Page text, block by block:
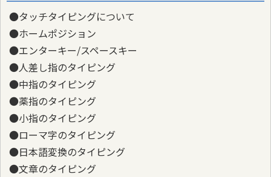
●タッチタイピングについて
●ホームポジション
●エンターキー/スペースキー
●人差し指のタイピング
●中指のタイピング
●薬指のタイピング
●小指のタイピング
●ローマ字のタイピング
●日本語変換のタイピング
●文章のタイピング